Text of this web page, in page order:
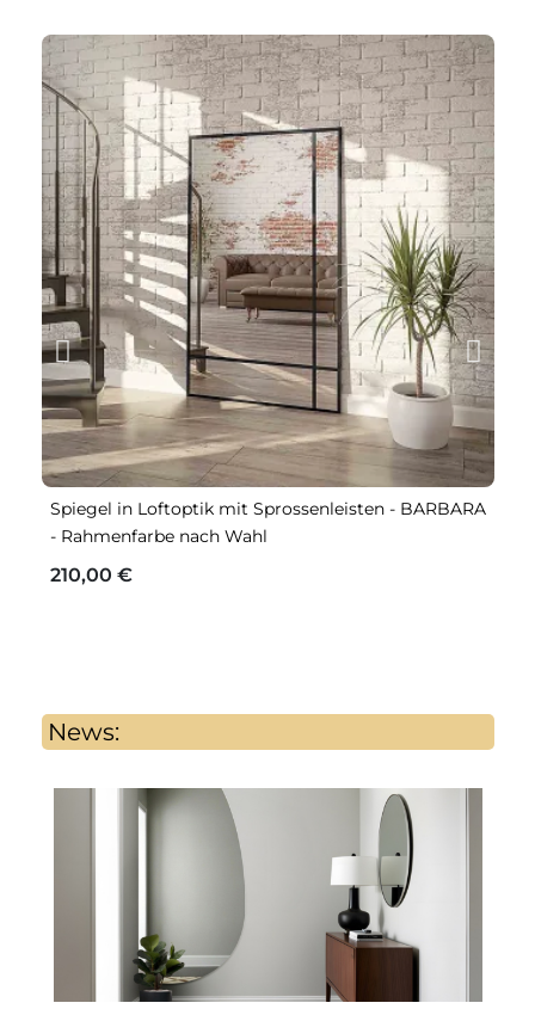
Spiegel in Loftoptik mit Sprossenleisten - BARBARA
- Rahmenfarbe nach Wahl
210,00 €
News: